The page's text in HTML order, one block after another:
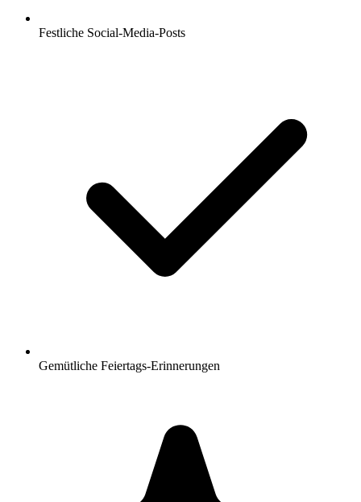
Festliche Social-Media-Posts
Gemütliche Feiertags-Erinnerungen